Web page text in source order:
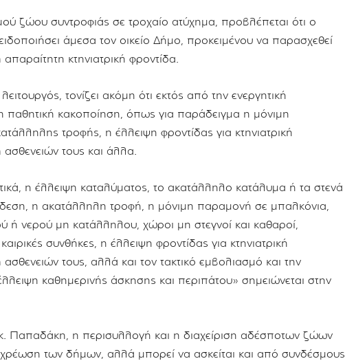
ζώου συντροφιάς σε τροχαίο ατύχημα, προβλέπεται ότι ο
άμεσα τον οικείο Δήμο, προκειμένου να παρασχεθεί
κτηνιατρική φροντίδα.
τονίζει ακόμη ότι εκτός από την ενεργητική
παθητική κακοποίηση, όπως για παράδειγμα η μόνιμη
τροφής, η έλλειψη φροντίδας για κτηνιατρική
τους και άλλα.
η έλλειψη καταλύματος, το ακατάλληλο κατάλυμα ή τα στενά
η ακατάλληλη τροφή, η μόνιμη παραμονή σε μπαλκόνια,
ή νερού μη κατάλληλου, χώροι μη στεγνοί και καθαροί,
συνθήκες, η έλλειψη φροντίδας για κτηνιατρική
τους, αλλά και τον τακτικό εμβολιασμό και την
καθημερινής άσκησης και περιπάτου» σημειώνεται στην
Παπαδάκη, η περισυλλογή και η διαχείριση αδέσποτων ζώων
των δήμων, αλλά μπορεί να ασκείται και από συνδέσμους